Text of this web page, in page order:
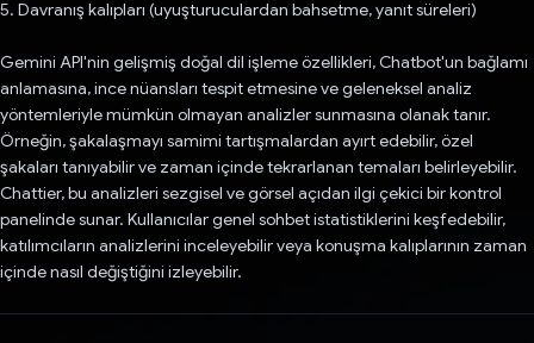
5. Davranış kalıpları (uyuşturuculardan bahsetme, yanıt süreleri)
Gemini API'nin gelişmiş doğal dil işleme özellikleri, Chatbot'un bağlamı
anlamasına, ince nüansları tespit etmesine ve geleneksel analiz
yöntemleriyle mümkün olmayan analizler sunmasına olanak tanır.
Örneğin, şakalaşmayı samimi tartışmalardan ayırt edebilir, özel
şakaları tanıyabilir ve zaman içinde tekrarlanan temaları belirleyebilir.
Chattier, bu analizleri sezgisel ve görsel açıdan ilgi çekici bir kontrol
panelinde sunar. Kullanıcılar genel sohbet istatistiklerini keşfedebilir,
katılımcıların analizlerini inceleyebilir veya konuşma kalıplarının zaman
içinde nasıl değiştiğini izleyebilir.